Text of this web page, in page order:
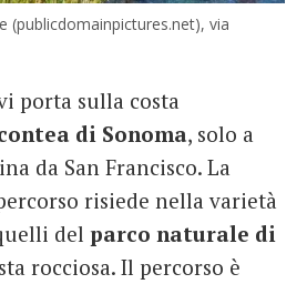
(publicdomainpictures.net), via
porta sulla costa
di Sonoma, solo a
da San Francisco. La
risiede nella varietà
del parco naturale di
rocciosa. Il percorso è